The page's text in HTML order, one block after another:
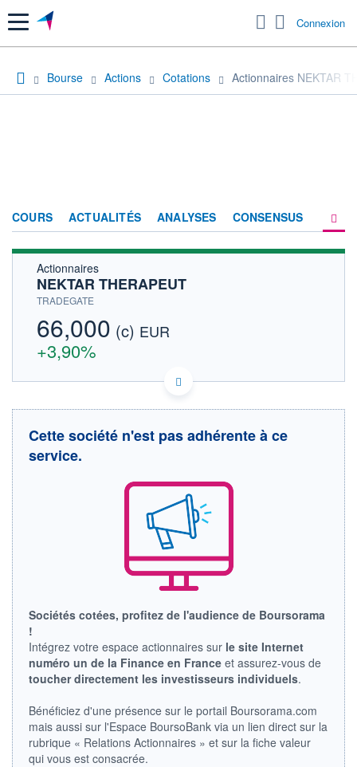
Menu Connexion
Bourse Actions Cotations Actionnaires NEKTAR
COURS ACTUALITÉS ANALYSES CONSENSUS
Actionnaires
NEKTAR THERAPEUT
TRADEGATE
66,000 (c) EUR
+3,90%
US6402683063 ITH0
Cotation sur les autres places
13h27 17h23
CLÔTURE VEILLE
+ HAUT + BAS
VOLUME
66 0,00%
VALORISATION DERNIER ÉCHANGE
LIMITE À LA
BAISSE
0,000
LIMITE À LA
HAUSSE
0,000
Cette société n'est pas adhérente à ce
service.
Sociétés cotées, profitez de l'audience de Boursorama
!
Intégrez votre espace actionnaires sur le site Internet
numéro un de la Finance en France et assurez-vous de
toucher directement les investisseurs individuels.
Bénéficiez d'une présence sur le portail Boursorama.com
mais aussi sur l'Espace BoursoBank via un lien direct sur la
rubrique « Relations Actionnaires » et sur la fiche valeur
qui vous est consacrée.